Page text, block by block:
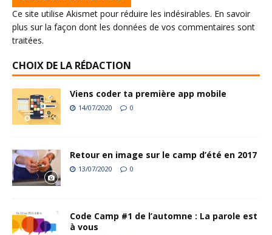
Ce site utilise Akismet pour réduire les indésirables. En savoir
plus sur la façon dont les données de vos commentaires sont
traitées.
CHOIX DE LA RÉDACTION
Viens coder ta première app mobile
14/07/2020 0
Retour en image sur le camp d’été en 2017
13/07/2020 0
Code Camp #1 de l’automne : La parole est
à vous